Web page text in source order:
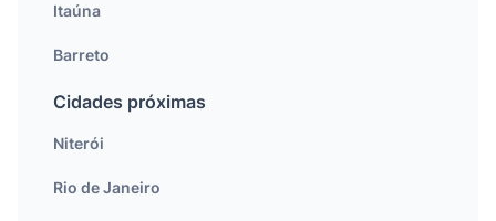
Itaúna
Barreto
Cidades próximas
Niterói
Rio de Janeiro